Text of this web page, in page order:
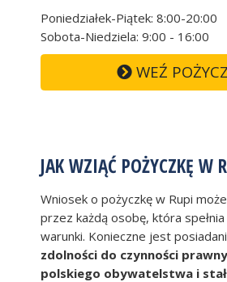
Poniedziałek-Piątek: 8:00-20:00
Sobota-Niedziela: 9:00 - 16:00
WEŹ
JAK WZIĄĆ POŻYCZKĘ W
Wniosek o pożyczkę w Rupi
przez każdą osobę, która
warunki. Konieczne jest
zdolności do czynności
polskiego obywatelstwa i